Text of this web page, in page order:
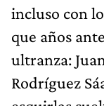
incluso con
que años
ultranza:
Rodríguez